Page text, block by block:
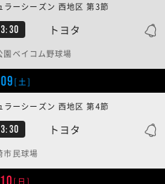
トヨタ
シーズン 西地区 第3節
園ベイコム野球場
[土]
トヨタ
シーズン 西地区 第4節
市民球場
[日]